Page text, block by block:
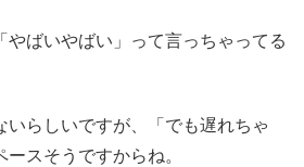
やばいやばい」って言っちゃってる
いらしいですが、「でも遅れちゃ
スそうですからね。